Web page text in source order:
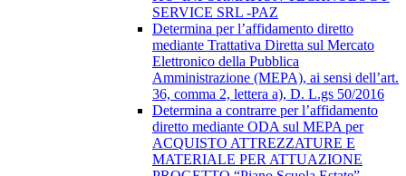
SERVICE SRL -PAZ
Determina per l’affidamento diretto
mediante Trattativa Diretta sul Mercato
Elettronico della Pubblica
Amministrazione (MEPA), ai sensi dell’art.
36, comma 2, lettera a), D. L.gs 50/2016
Determina a contrarre per l’affidamento
diretto mediante ODA sul MEPA per
ACQUISTO ATTREZZATURE E
MATERIALE PER ATTUAZIONE